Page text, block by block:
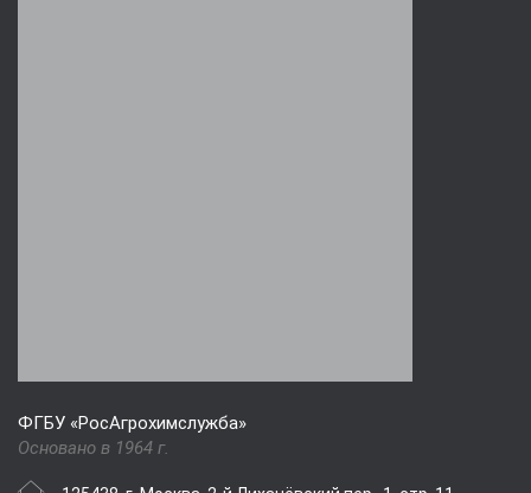
ФГБУ «РосАгрохимслужба»
Основано в 1964 г.